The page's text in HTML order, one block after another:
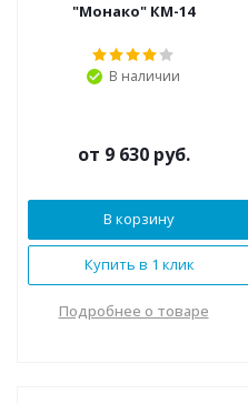
"Монако" КМ-14
В наличии
от 9 630 руб.
В корзину
Купить в 1 клик
Подробнее о товаре